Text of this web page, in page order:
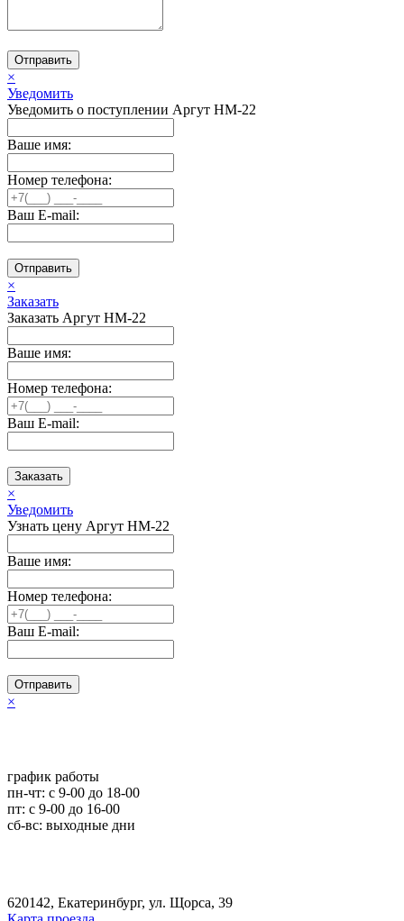
Отправить
×
Уведомить
Уведомить о поступлении Аргут HM-22
Ваше имя:
Номер телефона:
Ваш E-mail:
Отправить
×
Заказать
Заказать Аргут HM-22
Ваше имя:
Номер телефона:
Ваш E-mail:
Заказать
×
Уведомить
Узнать цену Аргут HM-22
Ваше имя:
Номер телефона:
Ваш E-mail:
Отправить
×
график работы
пн-чт: c 9-00 до 18-00
пт: с 9-00 до 16-00
сб-вс: выходные дни
620142, Екатеринбург, ул. Щорса, 39